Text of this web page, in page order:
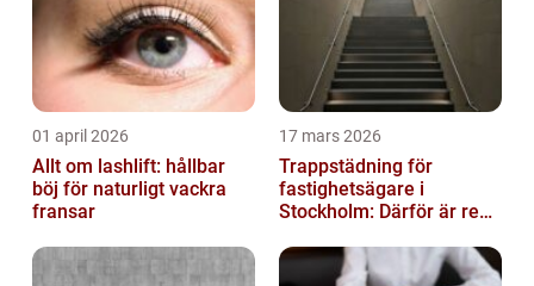
01 april 2026
Allt om lashlift: hållbar
böj för naturligt vackra
fransar
17 mars 2026
Trappstädning för
fastighetsägare i
Stockholm: Därför är rena
investering